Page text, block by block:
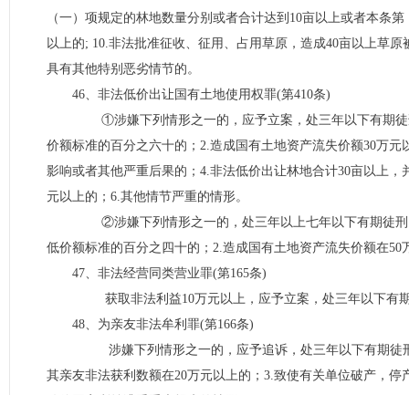
（一）项规定的林地数量分别或者合计达到10亩以上或者本条
以上的; 10.非法批准征收、征用、占用草原，造成40亩以上草
具有其他特别恶劣情节的。
46、非法低价出让国有土地使用权罪(第410条)
①涉嫌下列情形之一的，应予立案，处三年以下有期徒
价额标准的百分之六十的；2.造成国有土地资产流失价额30万
影响或者其他严重后果的；4.非法低价出让林地合计30亩以上
元以上的；6.其他情节严重的情形。
②涉嫌下列情形之一的，处三年以上七年以下有期徒刑
低价额标准的百分之四十的；2.造成国有土地资产流失价额在
47、非法经营同类营业罪(第165条)
获取非法利益10万元以上，应予立案，处三年以下有
48、为亲友非法牟利罪(第166条)
涉嫌下列情形之一的，应予追诉，处三年以下有期徒刑
其亲友非法获利数额在20万元以上的；3.致使有关单位破产，